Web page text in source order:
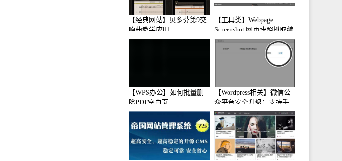
【经典网站】贝多芬第9交
响曲教学应用
【工具类】Webpage
Screenshot:网页快照抓取编
辑工具
【WPS办公】如何批量删
除PDF空白页
【Wordpress相关】微信公
众平台安全升级：支持手
机保护